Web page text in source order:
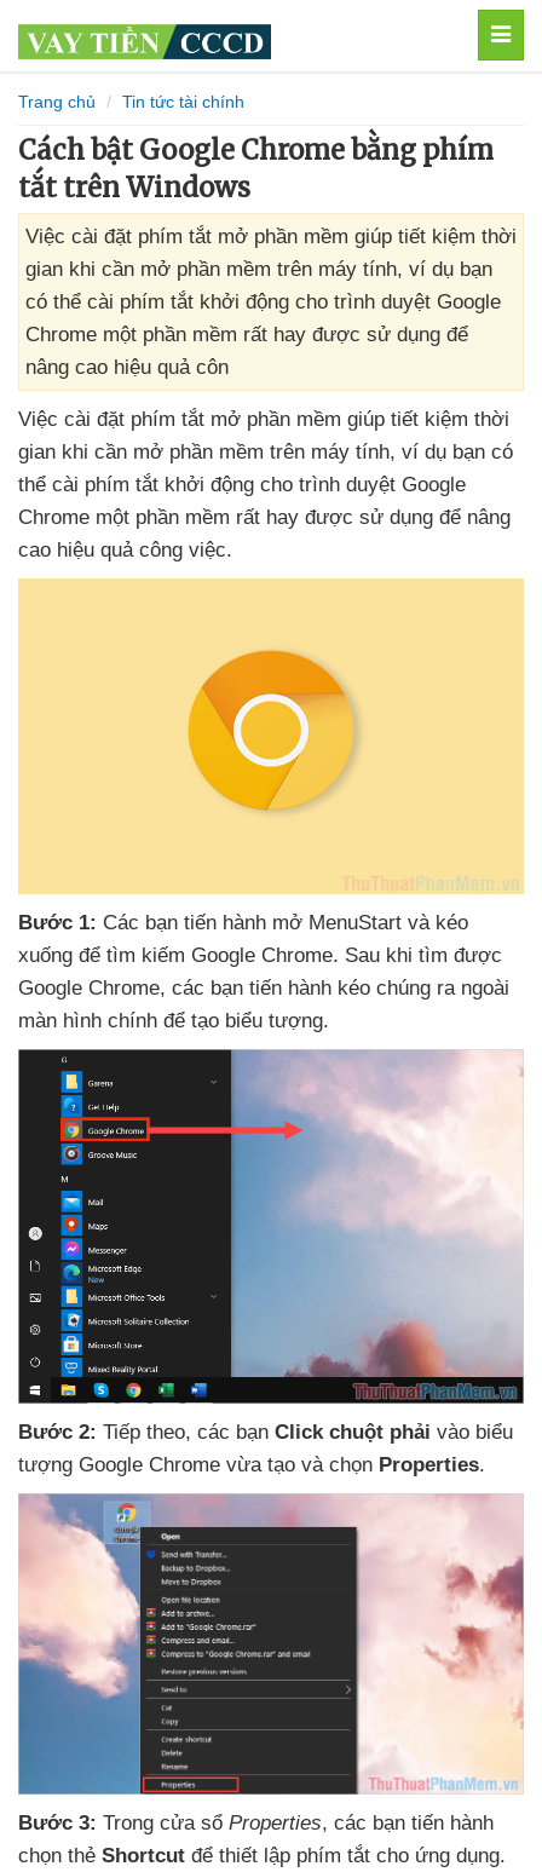
Trang chủ Tin tức tài chính
Cách bật Google Chrome bằng phím
tắt trên Windows
Việc cài đặt phím tắt mở phần mềm giúp tiết kiệm thời
gian khi cần mở phần mềm trên máy tính, ví dụ bạn
có thể cài phím tắt khởi động cho trình duyệt Google
Chrome một phần mềm rất hay được sử dụng để
nâng cao hiệu quả côn
Việc cài đặt phím tắt mở phần mềm giúp tiết kiệm thời
gian khi cần mở phần mềm trên máy tính, ví dụ bạn có
thể cài phím tắt khởi động cho trình duyệt Google
Chrome một phần mềm rất hay được sử dụng để nâng
cao hiệu quả công việc.
Bước 1: Các bạn tiến hành mở MenuStart và kéo
xuống để tìm kiếm Google Chrome. Sau khi tìm được
Google Chrome, các bạn tiến hành kéo chúng ra ngoài
màn hình chính để tạo biểu tượng.
Bước 2: Tiếp theo, các bạn Click chuột phải vào biểu
tượng Google Chrome vừa tạo và chọn Properties.
Bước 3: Trong cửa sổ Properties, các bạn tiến hành
chọn thẻ Shortcut để thiết lập phím tắt cho ứng dụng.